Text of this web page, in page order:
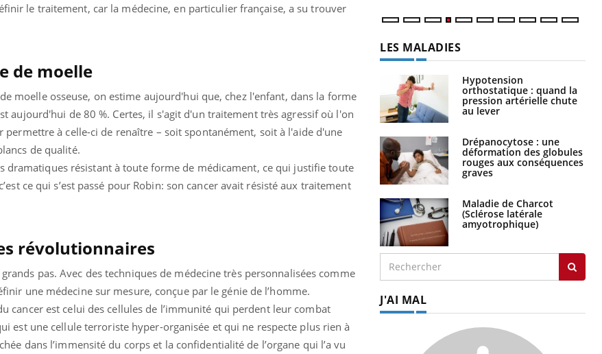
le traitement, car la médecine, en particulier française, a su trouver
de moelle
moelle osseuse, on estime aujourd'hui que, chez l'enfant, dans la forme
aujourd'hui de 80 %. Certes, il s'agit d'un traitement très agressif où l'on
à celle-ci de renaître – soit spontanément, soit à l'aide d'une
de qualité.
dramatiques résistant à toute forme de médicament, ce qui justifie toute
ce qui s’est passé pour Robin: son cancer avait résisté aux traitement
révolutionnaires
pas. Avec des techniques de médecine très personnalisées comme
une médecine sur mesure, conçue par le génie de l’homme.
cancer est celui des cellules de l’immunité qui perdent leur combat
est une cellule terroriste hyper-organisée et qui ne respecte plus rien à
dans l’immensité du corps et la confidentialité de l’organe qui l’a vu
LES MALADIES
Hypotension
orthostatique : quand la
pression artérielle chute
au lever
Drépanocytose : une
déformation des globules
rouges aux conséquences
graves
Maladie de Charcot
(Sclérose latérale
amyotrophique)
J'AI MAL